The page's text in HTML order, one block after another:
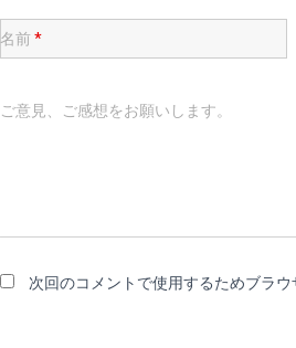
名前*
ご意見、ご感想をお願いします。
次回のコメントで使用するためブラ